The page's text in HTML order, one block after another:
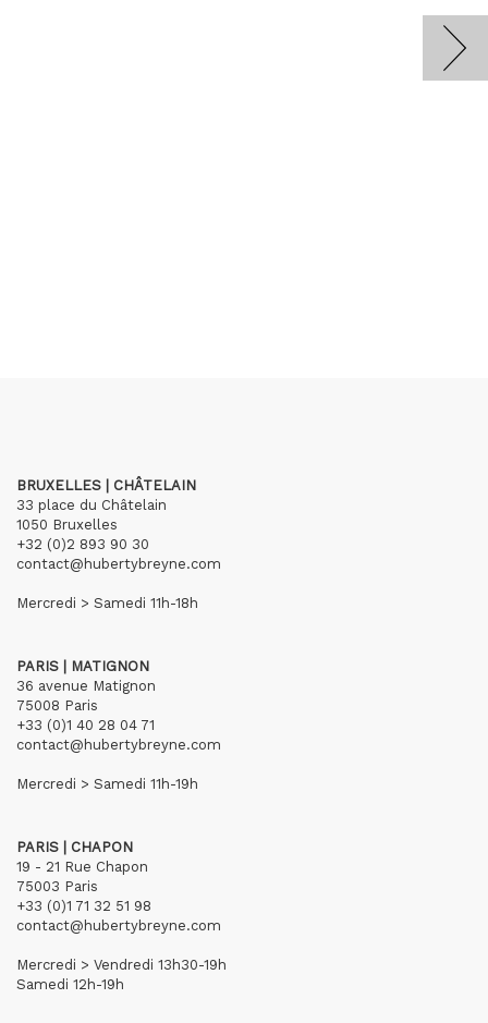
BRUXELLES | CHÂTELAIN
33 place du Châtelain
1050 Bruxelles
+32 (0)2 893 90 30
contact@hubertybreyne.com
Mercredi > Samedi 11h-18h
PARIS | MATIGNON
36 avenue Matignon
75008 Paris
+33 (0)1 40 28 04 71
contact@hubertybreyne.com
Mercredi > Samedi 11h-19h
PARIS | CHAPON
19 - 21 Rue Chapon
75003 Paris
+33 (0)1 71 32 51 98
contact@hubertybreyne.com
Mercredi > Vendredi 13h30-19h
Samedi 12h-19h